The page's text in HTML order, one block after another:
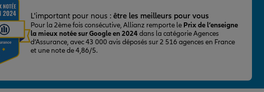
L'important pour nous : être les meilleurs pour vous
Pour la 2ème fois consécutive, Allianz remporte le Prix de l’enseigne
la mieux notée sur Google en 2024dans la catégorie Agences
d’Assurance, avec 43 000 avis déposés sur 2 516 agences en France
et une note de 4,86/5.